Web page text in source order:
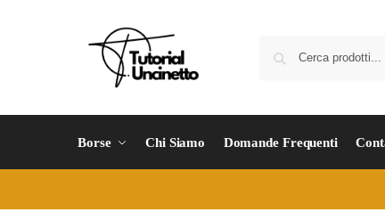
Borse Chi Siamo Domande Frequenti